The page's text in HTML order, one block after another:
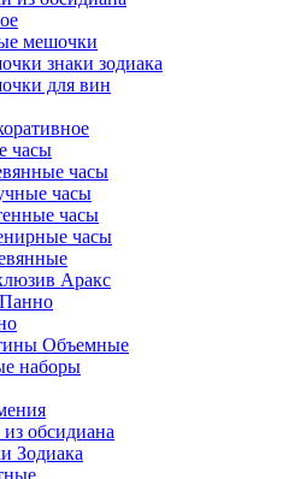
мешочки
знаки зодиака
для вин
часы
часы
часы
часы
часы
Аракс
Объемные
наборы
обсидиана
Зодиака